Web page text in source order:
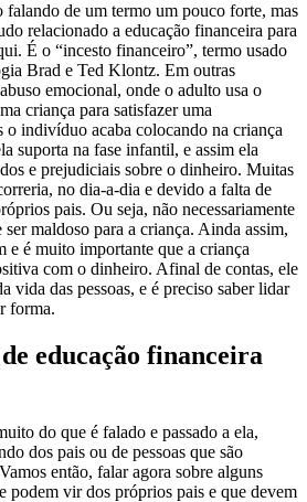
falando de um termo um pouco forte, mas
relacionado a educação financeira para
É o “incesto financeiro”, termo usado
Brad e Ted Klontz. Em outras
emocional, onde o adulto usa o
criança para satisfazer uma
o indivíduo acaba colocando na criança
suporta na fase infantil, e assim ela
e prejudiciais sobre o dinheiro. Muitas
no dia-a-dia e devido a falta de
pais. Ou seja, não necessariamente
maldoso para a criança. Ainda assim,
e é muito importante que a criança
com o dinheiro. Afinal de contas, ele
vida das pessoas, e é preciso saber lidar
forma.
educação financeira
do que é falado e passado a ela,
dos pais ou de pessoas que são
Vamos então, falar agora sobre alguns
podem vir dos próprios pais e que devem